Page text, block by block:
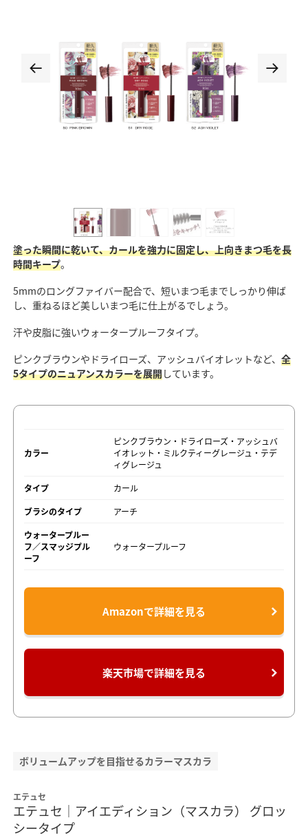
塗った瞬間に乾いて、カールを強力に固定し、上向きまつ毛を長
時間キープ。
5mmのロングファイバー配合で、短いまつ毛までしっかり伸ば
し、重ねるほど美しいまつ毛に仕上がるでしょう。
汗や皮脂に強いウォータープルーフタイプ。
ピンクブラウンやドライローズ、アッシュバイオレットなど、 全
5タイプのニュアンスカラーを展開しています。
カラー
ピンクブラウン・ドライローズ・アッシュバ
イオレット・ミルクティーグレージュ・テデ
ィグレージュ
タイプ
カール
ブラシのタイプ
アーチ
ウォータープルー
フ／スマッジプル
ーフ
ウォータープルーフ
Amazonで詳細を見る
楽天市場で詳細を見る
ボリュームアップを目指せるカラーマスカラ
エテュセ
エテュセ｜アイエディション（マスカラ） グロッ
シータイプ